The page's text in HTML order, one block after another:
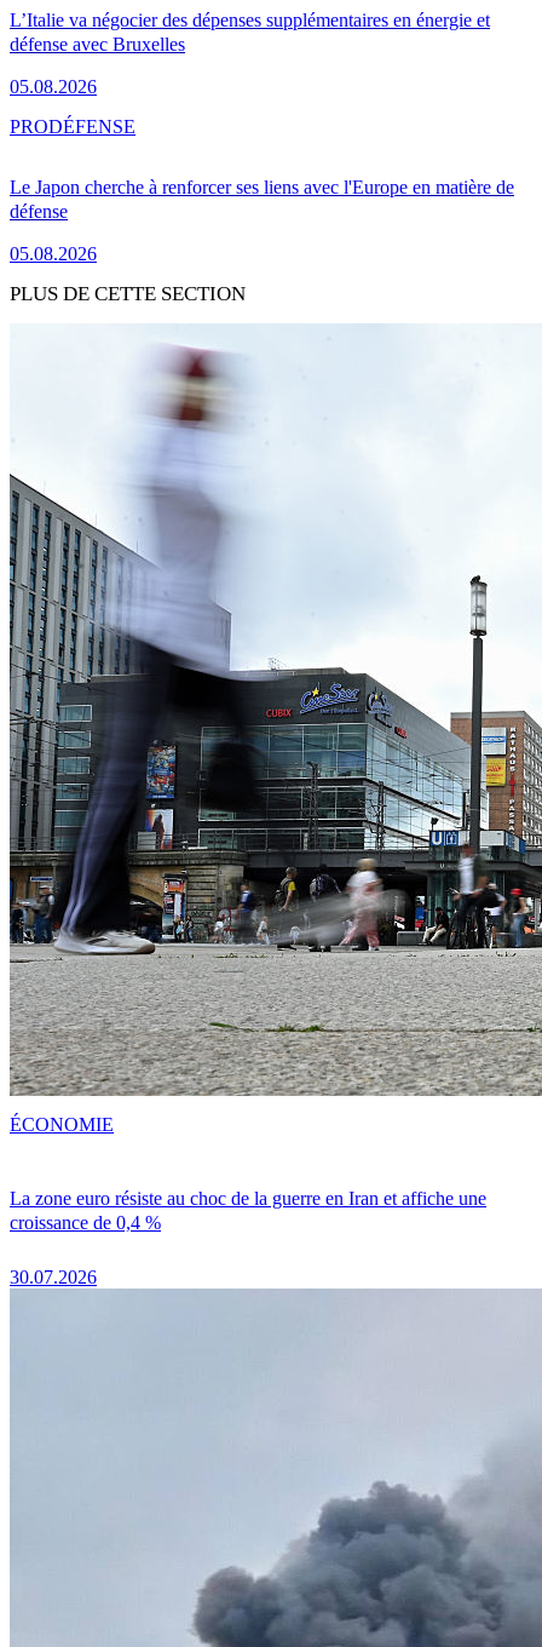
L’Italie va négocier des dépenses supplémentaires en énergie et
défense avec Bruxelles
05.08.2026
Le Japon cherche à renforcer ses liens avec l'Europe en matière de
défense
05.08.2026
PRODÉFENSE
PLUS DE CETTE SECTION
La zone euro résiste au choc de la guerre en Iran et affiche une
croissance de 0,4 %
30.07.2026
ÉCONOMIE